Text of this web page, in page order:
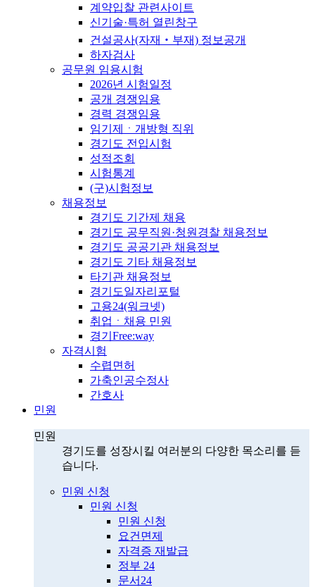
계약입찰 관련사이트
신기술·특허 열린창구
건설공사(자재‧부재) 정보공개
하자검사
공무원 임용시험
2026년 시험일정
공개 경쟁임용
경력 경쟁임용
임기제ㆍ개방형 직위
경기도 전입시험
성적조회
시험통계
(구)시험정보
채용정보
경기도 기간제 채용
경기도 공무직원·청원경찰 채용정보
경기도 공공기관 채용정보
경기도 기타 채용정보
타기관 채용정보
경기도일자리포털
고용24(워크넷)
취업ㆍ채용 민원
경기Free:way
자격시험
수렵면허
가축인공수정사
간호사
민원
민원
경기도를 성장시킬 여러분의 다양한 목소리를 듣
습니다.
민원 신청
민원 신청
민원 신청
요건면제
자격증 재발급
정부 24
문서24